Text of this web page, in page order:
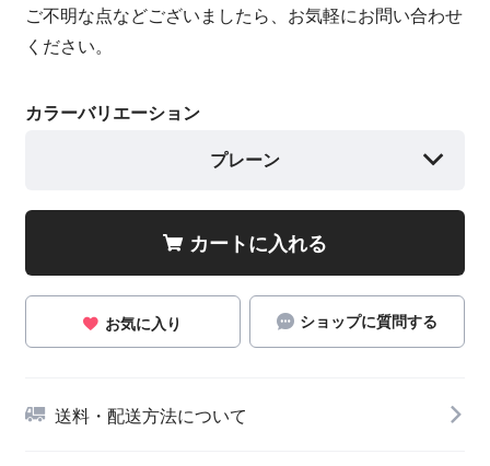
ご不明な点などございましたら、お気軽にお問い合わせ
ください。
カラーバリエーション
プレーン
カートに入れる
お気に入り ショップに質問する
送料・配送方法について